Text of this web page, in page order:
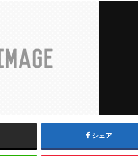
シェア